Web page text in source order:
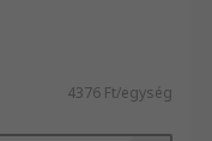
4376 Ft/egység